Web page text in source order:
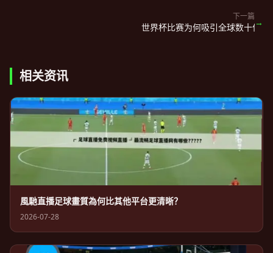
下一篇
世界杯比赛为何吸引全球数十亿观
→
相关资讯
風馳直播足球畫質為何比其他平台更清晰？
2026-07-28